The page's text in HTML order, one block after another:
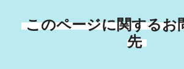
このページに関するお
先